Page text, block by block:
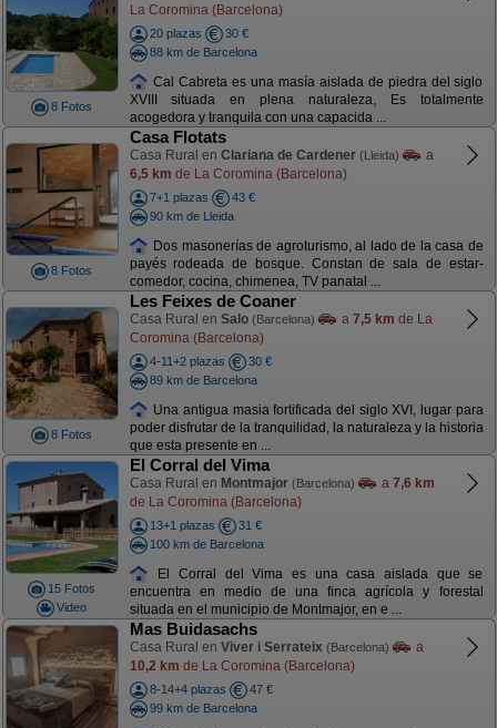
8 Fotos
La Coromina (Barcelona)
20 plazas
30 €
88 km de Barcelona
Cal Cabreta es una masía aislada de piedra del siglo
XVIII situada en plena naturaleza, Es totalmente
acogedora y tranquila con una capacida ...
8 Fotos
Casa Flotats
Casa Rural en Clariana de Cardener (Lleida)
a
6,5 km de La Coromina (Barcelona)
7+1 plazas
43 €
90 km de Lleida
Dos masonerías de agroturismo, al lado de la casa de
payés rodeada de bosque. Constan de sala de estar-
comedor, cocina, chimenea, TV panatal ...
8 Fotos
Les Feixes de Coaner
Casa Rural en Salo (Barcelona) a 7,5 km de La
Coromina (Barcelona)
4-11+2 plazas
30 €
89 km de Barcelona
Una antigua masia fortificada del siglo XVI, lugar para
poder disfrutar de la tranquilidad, la naturaleza y la historia
que esta presente en ...
15 Fotos
Video
El Corral del Vima
Casa Rural en Montmajor (Barcelona) a 7,6 km
de La Coromina (Barcelona)
13+1 plazas
31 €
100 km de Barcelona
El Corral del Vima es una casa aislada que se
encuentra en medio de una finca agrícola y forestal
situada en el municipio de Montmajor, en e ...
Mas Buidasachs
Casa Rural en Viver i Serrateix (Barcelona)
a
10,2 km de La Coromina (Barcelona)
8-14+4 plazas
47 €
99 km de Barcelona